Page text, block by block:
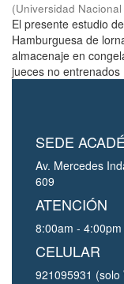
(Universidad
El presente estudio
Hamburguesa de
almacenaje en
jueces no
SEDE
Av. Mercedes
609
ATENCIÓN
8:00am - 4:00pm
CELULAR
921095931 (solo